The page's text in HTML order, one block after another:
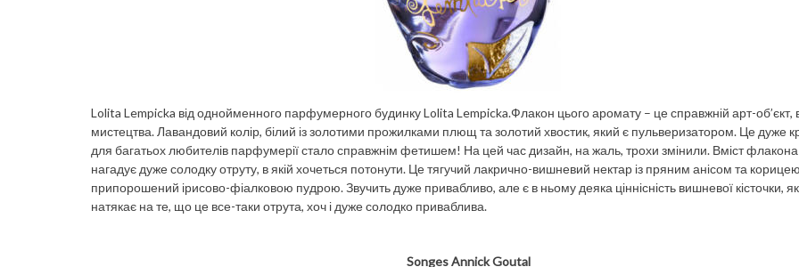
Lolita Lempicka від однойменного парфумерного будинку Lolita Lempicka.Флакон цього аромату – це справжній арт-об’єкт,
мистецтва. Лавандовий колір, білий із золотими прожилками плющ та золотий хвостик, який є пульверизатором. Це дуже
для багатьох любителів парфумерії стало справжнім фетишем! На цей час дизайн, на жаль, трохи змінили. Вміст
нагадує дуже солодку отруту, в якій хочеться потонути. Це тягучий лакрично-вишневий нектар із пряним анісом та
припорошений ірисово-фіалковою пудрою. Звучить дуже привабливо, але є в ньому деяка ціннісність вишневої кісточки,
натякає на те, що це все-таки отрута, хоч і дуже солодко приваблива.
Songes Annick Goutal